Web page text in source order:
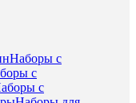
Наборы с
с
с